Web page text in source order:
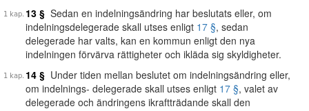
13 § Sedan en indelningsändring har beslutats eller, om
indelningsdelegerade skall utses enligt 17 §, sedan
delegerade har valts, kan en kommun enligt den nya
indelningen förvärva rättigheter och ikläda sig skyldigheter.
14 § Under tiden mellan beslutet om indelningsändring eller,
om indelnings- delegerade skall utses enligt 17 §, valet av
delegerade och ändringens ikraftträdande skall den